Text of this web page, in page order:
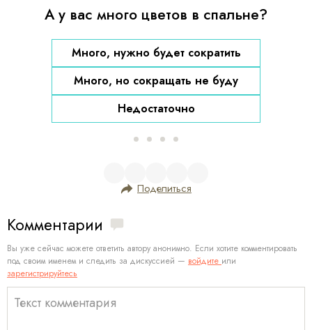
А у вас много цветов в спальне?
Много, нужно будет сократить
Много, но сокращать не буду
Недостаточно
Поделиться
Комментарии
Вы уже сейчас можете ответить автору анонимно. Если хотите комментировать
под своим именем и следить за дискуссией — войдите или
зарегистрируйтесь